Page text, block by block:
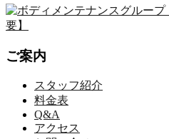
ご案内
スタッフ紹介
料金表
Q&A
アクセス